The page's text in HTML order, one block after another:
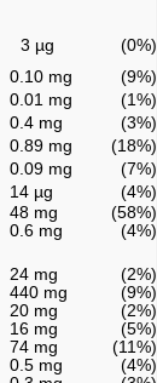
(0%)
3 µg
(9%)
0.10 mg
(1%)
0.01 mg
(3%)
0.4 mg
(18%)
0.89 mg
(7%)
0.09 mg
(4%)
14 µg
(58%)
48 mg
(4%)
0.6 mg
(2%)
24 mg
(9%)
440 mg
(2%)
20 mg
(5%)
16 mg
(11%)
74 mg
(4%)
0.5 mg